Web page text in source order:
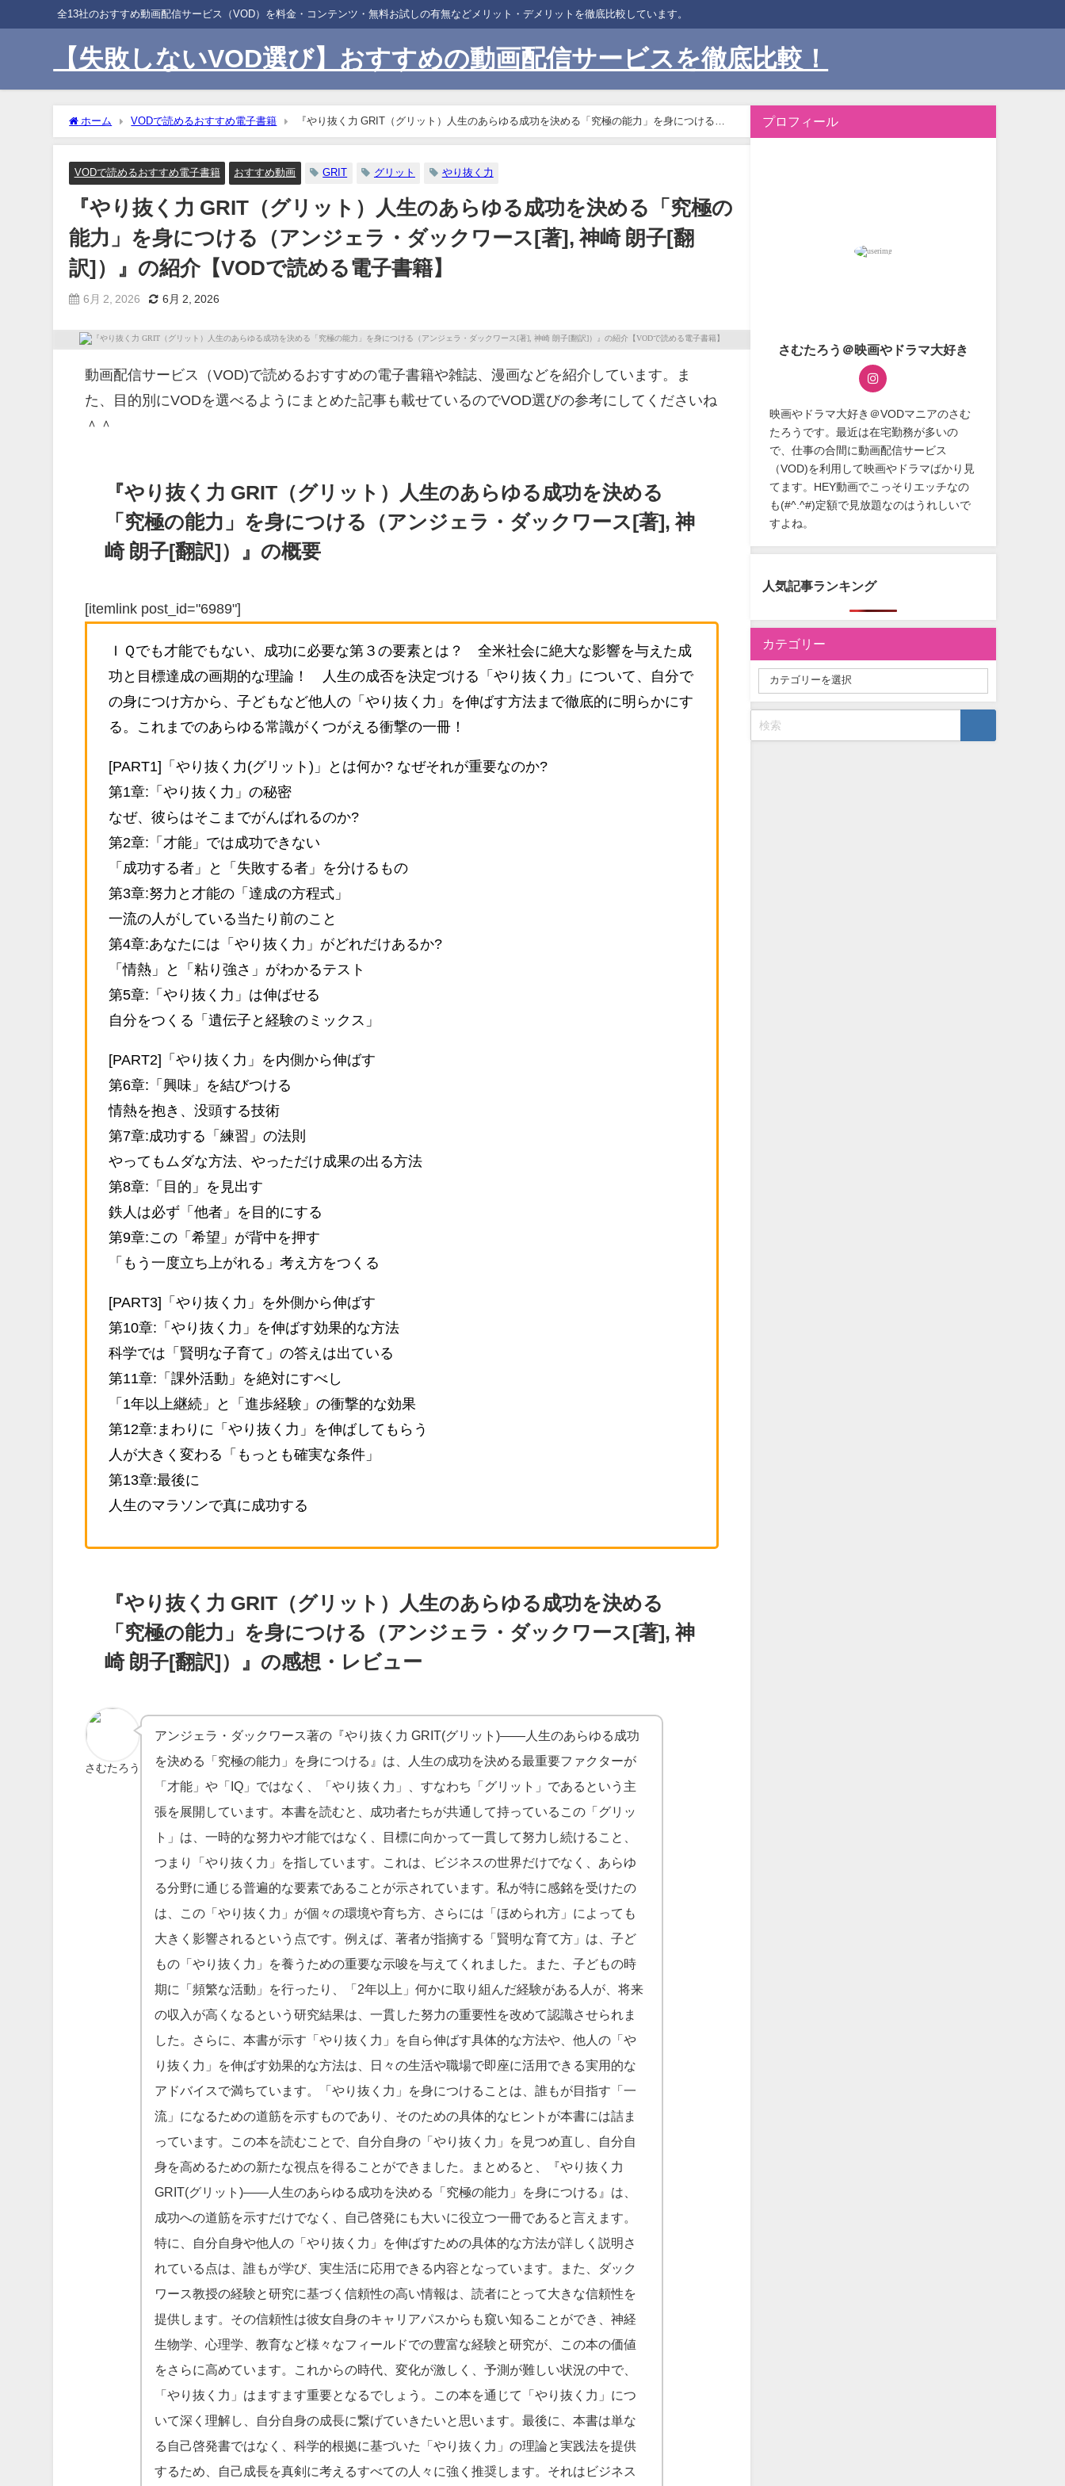
全13社のおすすめ動画配信サービス（VOD）を料金・コンテンツ・無料お試しの有無などメリット・デメリットを徹底比較しています。
【失敗しないVOD選び】おすすめの動画配信サービスを徹底比較！
ホーム VODで読めるおすすめ電子書籍
『やり抜く力 GRIT（グリット）人生のあらゆる成功を決める「究極の能力」を身につける
（アンジェラ・ダックワース[著], 神崎 朗子[翻訳]）』の紹介【VODで読める電子書籍】
VODで読めるおすすめ電子書籍 おすすめ動画 GRIT グリット やり抜く力
『やり抜く力 GRIT（グリット）人生のあらゆる成功を決める「究極の
能力」を身につける（アンジェラ・ダックワース[著], 神崎 朗子[翻
訳]）』の紹介【VODで読める電子書籍】
6月 2, 2026 6月 2, 2026
動画配信サービス（VOD)で読めるおすすめの電子書籍や雑誌、漫画などを紹介しています。ま
た、目的別にVODを選べるようにまとめた記事も載せているのでVOD選びの参考にしてくださいね
＾＾
『やり抜く力 GRIT（グリット）人生のあらゆる成功を決める
「究極の能力」を身につける（アンジェラ・ダックワース[著], 神
崎 朗子[翻訳]）』の概要
[itemlink post_id="6989"]
ＩＱでも才能でもない、成功に必要な第３の要素とは？ 全米社会に絶大な影響を与えた成
功と目標達成の画期的な理論！ 人生の成否を決定づける「やり抜く力」について、自分で
の身につけ方から、子どもなど他人の「やり抜く力」を伸ばす方法まで徹底的に明らかにす
る。これまでのあらゆる常識がくつがえる衝撃の一冊！
[PART1]「やり抜く力(グリット)」とは何か? なぜそれが重要なのか?
第1章:「やり抜く力」の秘密
なぜ、彼らはそこまでがんばれるのか?
第2章:「才能」では成功できない
「成功する者」と「失敗する者」を分けるもの
第3章:努力と才能の「達成の方程式」
一流の人がしている当たり前のこと
第4章:あなたには「やり抜く力」がどれだけあるか?
「情熱」と「粘り強さ」がわかるテスト
第5章:「やり抜く力」は伸ばせる
自分をつくる「遺伝子と経験のミックス」
[PART2]「やり抜く力」を内側から伸ばす
第6章:「興味」を結びつける
情熱を抱き、没頭する技術
第7章:成功する「練習」の法則
やってもムダな方法、やっただけ成果の出る方法
第8章:「目的」を見出す
鉄人は必ず「他者」を目的にする
第9章:この「希望」が背中を押す
「もう一度立ち上がれる」考え方をつくる
[PART3]「やり抜く力」を外側から伸ばす
第10章:「やり抜く力」を伸ばす効果的な方法
科学では「賢明な子育て」の答えは出ている
第11章:「課外活動」を絶対にすべし
「1年以上継続」と「進歩経験」の衝撃的な効果
第12章:まわりに「やり抜く力」を伸ばしてもらう
人が大きく変わる「もっとも確実な条件」
第13章:最後に
人生のマラソンで真に成功する
『やり抜く力 GRIT（グリット）人生のあらゆる成功を決める
「究極の能力」を身につける（アンジェラ・ダックワース[著], 神
崎 朗子[翻訳]）』の感想・レビュー
さむたろう
アンジェラ・ダックワース著の『やり抜く力 GRIT(グリット)――人生のあらゆる成功
を決める「究極の能力」を身につける』は、人生の成功を決める最重要ファクターが
「才能」や「IQ」ではなく、「やり抜く力」、すなわち「グリット」であるという主
張を展開しています。本書を読むと、成功者たちが共通して持っているこの「グリッ
ト」は、一時的な努力や才能ではなく、目標に向かって一貫して努力し続けること、
つまり「やり抜く力」を指しています。これは、ビジネスの世界だけでなく、あらゆ
る分野に通じる普遍的な要素であることが示されています。私が特に感銘を受けたの
は、この「やり抜く力」が個々の環境や育ち方、さらには「ほめられ方」によっても
大きく影響されるという点です。例えば、著者が指摘する「賢明な育て方」は、子ど
もの「やり抜く力」を養うための重要な示唆を与えてくれました。また、子どもの時
期に「頻繁な活動」を行ったり、「2年以上」何かに取り組んだ経験がある人が、将来
の収入が高くなるという研究結果は、一貫した努力の重要性を改めて認識させられま
した。さらに、本書が示す「やり抜く力」を自ら伸ばす具体的な方法や、他人の「や
り抜く力」を伸ばす効果的な方法は、日々の生活や職場で即座に活用できる実用的な
アドバイスで満ちています。「やり抜く力」を身につけることは、誰もが目指す「一
流」になるための道筋を示すものであり、そのための具体的なヒントが本書には詰ま
っています。この本を読むことで、自分自身の「やり抜く力」を見つめ直し、自分自
身を高めるための新たな視点を得ることができました。まとめると、『やり抜く力
GRIT(グリット)――人生のあらゆる成功を決める「究極の能力」を身につける』は、
成功への道筋を示すだけでなく、自己啓発にも大いに役立つ一冊であると言えます。
特に、自分自身や他人の「やり抜く力」を伸ばすための具体的な方法が詳しく説明さ
れている点は、誰もが学び、実生活に応用できる内容となっています。また、ダック
ワース教授の経験と研究に基づく信頼性の高い情報は、読者にとって大きな信頼性を
提供します。その信頼性は彼女自身のキャリアパスからも窺い知ることができ、神経
生物学、心理学、教育など様々なフィールドでの豊富な経験と研究が、この本の価値
をさらに高めています。これからの時代、変化が激しく、予測が難しい状況の中で、
「やり抜く力」はますます重要となるでしょう。この本を通じて「やり抜く力」につ
いて深く理解し、自分自身の成長に繋げていきたいと思います。最後に、本書は単な
る自己啓発書ではなく、科学的根拠に基づいた「やり抜く力」の理論と実践法を提供
するため、自己成長を真剣に考えるすべての人々に強く推奨します。それはビジネス
プロフィール
さむたろう＠映画やドラマ大好き
映画やドラマ大好き＠VODマニアのさむ
たろうです。最近は在宅勤務が多いの
で、仕事の合間に動画配信サービス
（VOD)を利用して映画やドラマばかり見
てます。HEY動画でこっそりエッチなの
も(#^.^#)定額で見放題なのはうれしいで
すよね。
人気記事ランキング
カテゴリー